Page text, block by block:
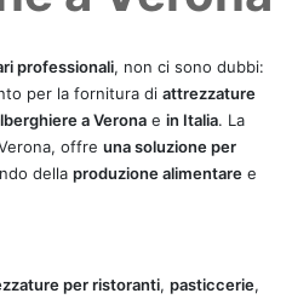
professionali, non ci sono dubbi:
per la fornitura di attrezzature
a Verona e in Italia. La
offre una soluzione per
della produzione alimentare e
per ristoranti, pasticcerie,